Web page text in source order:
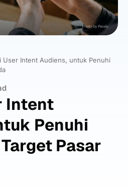
User Intent Audiens, untuk Penuhi
Intent
Penuhi
Pasar